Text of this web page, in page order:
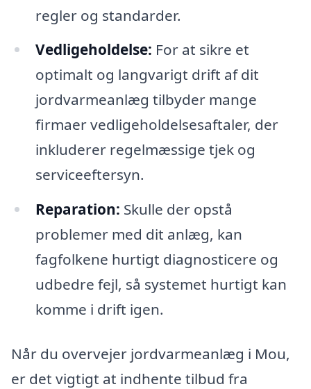
regler og standarder.
Vedligeholdelse: For at sikre et
optimalt og langvarigt drift af dit
jordvarmeanlæg tilbyder mange
firmaer vedligeholdelsesaftaler, der
inkluderer regelmæssige tjek og
serviceeftersyn.
Reparation: Skulle der opstå
problemer med dit anlæg, kan
fagfolkene hurtigt diagnosticere og
udbedre fejl, så systemet hurtigt kan
komme i drift igen.
Når du overvejer jordvarmeanlæg i Mou,
er det vigtigt at indhente tilbud fra